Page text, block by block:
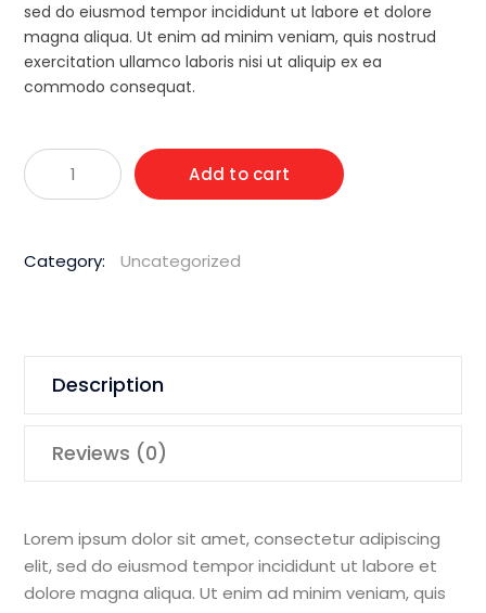
sed do eiusmod tempor incididunt ut labore et dolore
magna aliqua. Ut enim ad minim veniam, quis nostrud
exercitation ullamco laboris nisi ut aliquip ex ea
commodo consequat.
Wacker
Neuson
Industrial
quantity
Add to cart
Category: Uncategorized
Description
Reviews (0)
Lorem ipsum dolor sit amet, consectetur adipiscing
elit, sed do eiusmod tempor incididunt ut labore et
dolore magna aliqua. Ut enim ad minim veniam, quis